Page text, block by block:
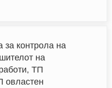
за контрола на
на
ТП
овластен